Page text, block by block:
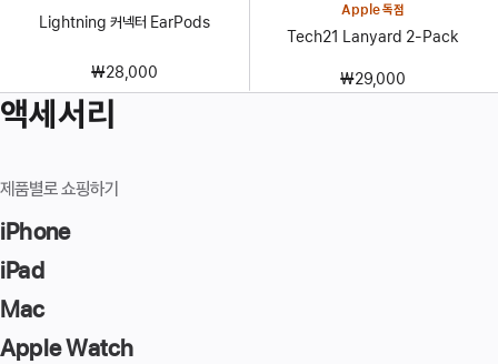
Lightning 커넥터 EarPods
₩28,000
Apple 독점
Tech21 Lanyard 2-Pack
₩29,000
액세서리
제품별로 쇼핑하기
iPhone
iPad
Mac
Apple Watch